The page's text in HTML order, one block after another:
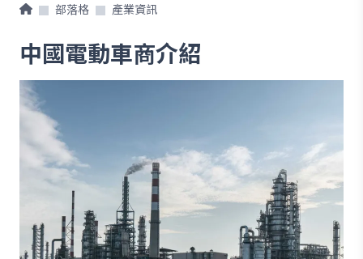
部落格 產業資訊
中國電動車商介紹